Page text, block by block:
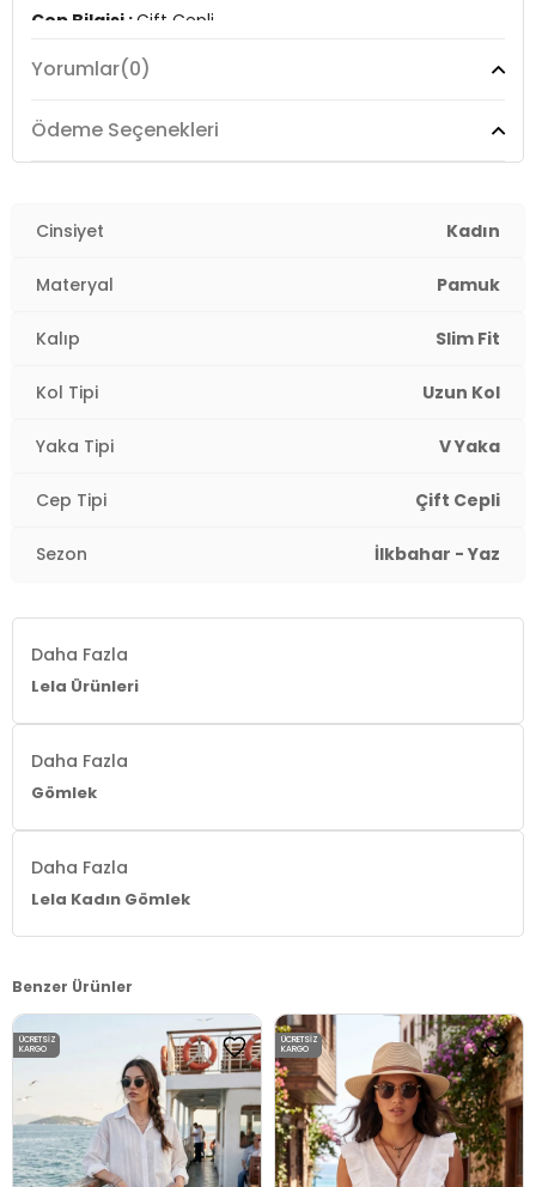
Cep Bilgisi :Çift Cepli
Kalıp Bilgisi :Slim Fit
Manken Ölçüsü :Kilo : 52 kg / Boy : 1.74 cm / Göğüs :
2DY514257518.212
Yorumlar(0)
Ödeme Seçenekleri
Cinsiyet Kadın
Materyal Pamuk
Kalıp Slim Fit
Kol Tipi Uzun Kol
Yaka Tipi V Yaka
Cep Tipi Çift Cepli
Sezon İlkbahar - Yaz
Daha Fazla
Lela Ürünleri
Daha Fazla
Gömlek
Daha Fazla
Lela Kadın Gömlek
Benzer Ürünler
ÜCRETSIZ
KARGO
ÜCRETSIZ
KARGO